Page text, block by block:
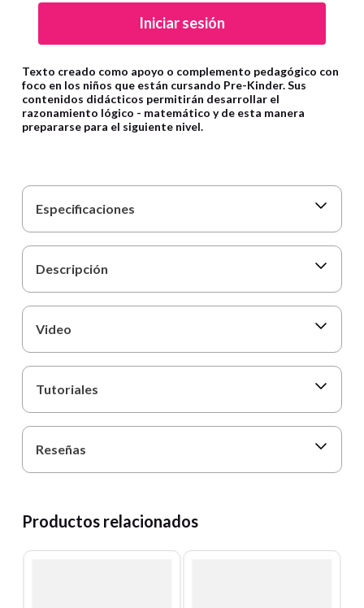
Iniciar sesión
Texto creado como apoyo o complemento pedagógico con
foco en los niños que están cursando Pre-Kinder. Sus
contenidos didácticos permitirán desarrollar el
razonamiento lógico - matemático y de esta manera
prepararse para el siguiente nivel.
Especificaciones
Descripción
Video
Tutoriales
Reseñas
Productos relacionados
10